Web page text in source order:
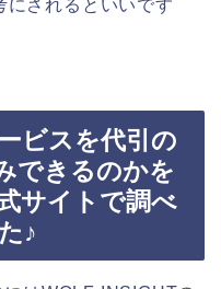
にされるといいです
ビスを代引の
できるのかを
サイトで調べ
♪